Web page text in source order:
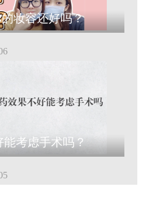
妆容还好吗？
考虑手术吗？